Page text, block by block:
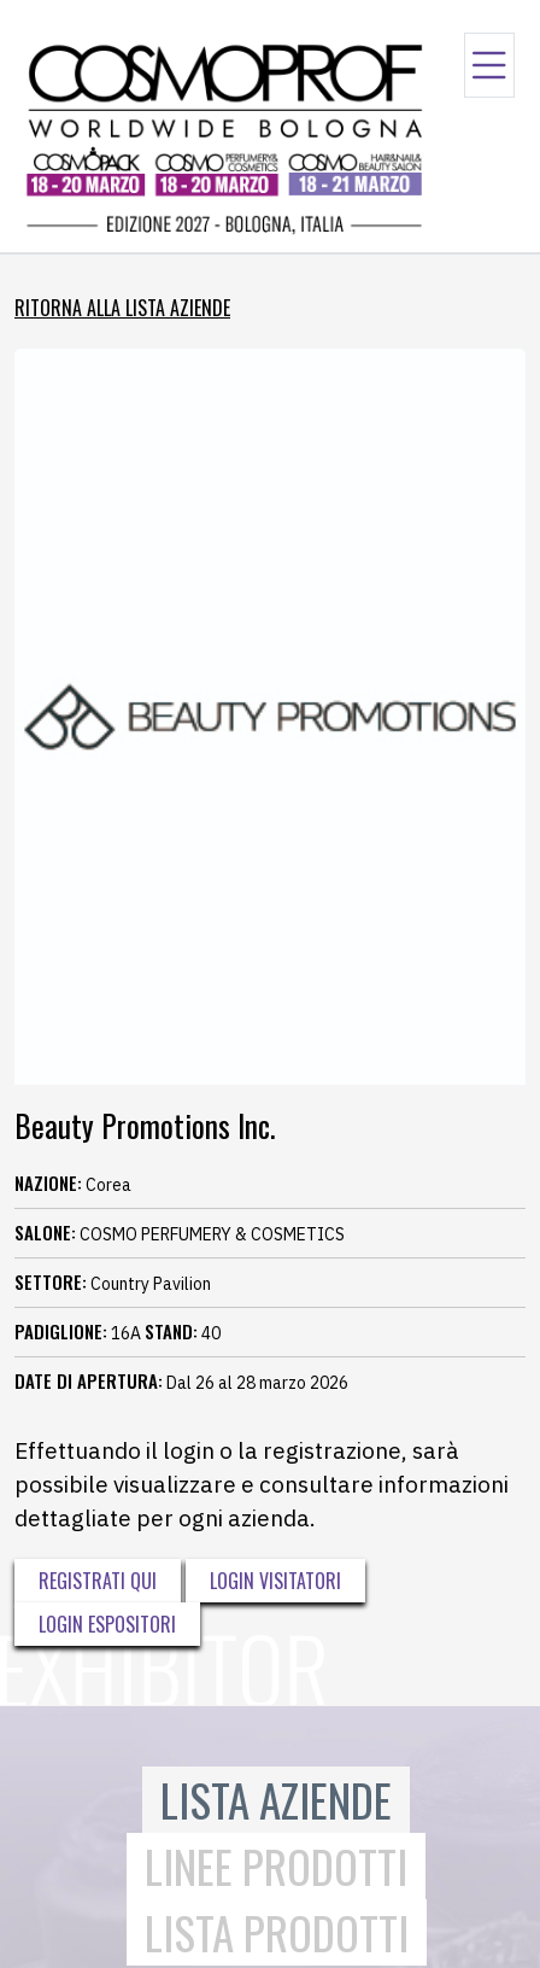
RITORNA ALLA LISTA AZIENDE
Beauty Promotions Inc.
NAZIONE: Corea
SALONE: COSMO PERFUMERY & COSMETICS
SETTORE: Country Pavilion
PADIGLIONE: 16A STAND: 40
DATE DI APERTURA: Dal 26 al 28 marzo 2026
Effettuando il login o la registrazione, sarà
possibile visualizzare e consultare informazioni
dettagliate per ogni azienda.
REGISTRATI QUI
LOGIN VISITATORI
LOGIN ESPOSITORI
LISTA AZIENDE
LINEE PRODOTTI
LISTA PRODOTTI